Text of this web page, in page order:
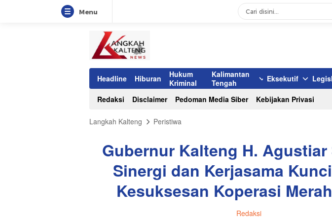
Menu
Headline Hiburan
Hukum
Kriminal
Kalimantan
Tengah
Eksekutif
Redaksi Disclaimer Pedoman Media Siber Kebijakan Privasi
Langkah Kalteng Peristiwa
Gubernur Kalteng H. Agustiar
Sinergi dan Kerjasama
Kesuksesan Koperasi
Redaksi